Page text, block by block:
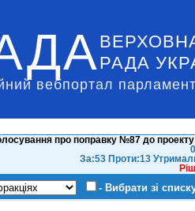
РАДА
вебпортал
про поправку №87 до
За:53 Проти:13
- Вибрати зі